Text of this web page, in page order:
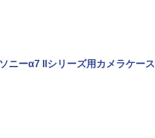
ニーα7 IIシリーズ用カメラケース